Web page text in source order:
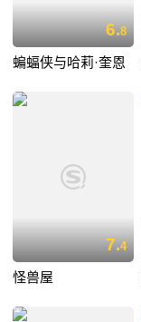
6.8
蝙蝠侠与哈莉·奎恩
7.4
怪兽屋